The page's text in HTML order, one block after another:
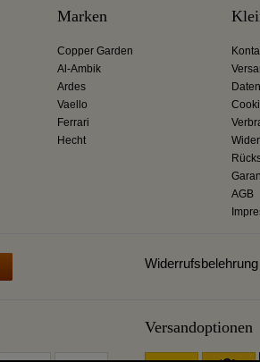
Marken
Copper Garden
Al-Ambik
Ardes
Vaello
Ferrari
Hecht
AGB
Widerrufsbelehrung
Versandoptionen